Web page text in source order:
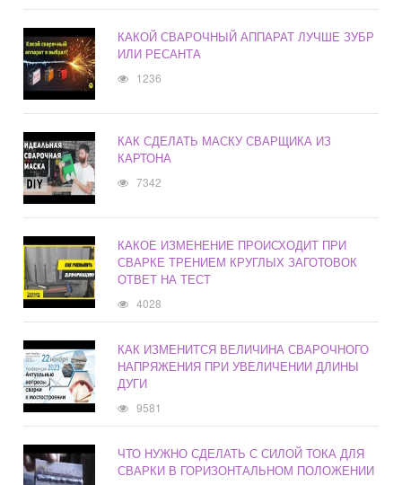
КАКОЙ СВАРОЧНЫЙ АППАРАТ ЛУЧШЕ ЗУБР
ИЛИ РЕСАНТА
1236
КАК СДЕЛАТЬ МАСКУ СВАРЩИКА ИЗ
КАРТОНА
7342
КАКОЕ ИЗМЕНЕНИЕ ПРОИСХОДИТ ПРИ
СВАРКЕ ТРЕНИЕМ КРУГЛЫХ ЗАГОТОВОК
ОТВЕТ НА ТЕСТ
4028
КАК ИЗМЕНИТСЯ ВЕЛИЧИНА СВАРОЧНОГО
НАПРЯЖЕНИЯ ПРИ УВЕЛИЧЕНИИ ДЛИНЫ
ДУГИ
9581
ЧТО НУЖНО СДЕЛАТЬ С СИЛОЙ ТОКА ДЛЯ
СВАРКИ В ГОРИЗОНТАЛЬНОМ ПОЛОЖЕНИИ